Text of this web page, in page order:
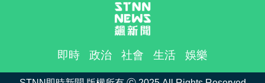
即時 政治 社會 生活 娛樂